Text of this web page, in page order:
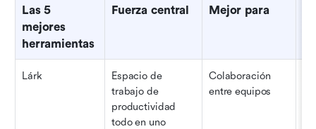
Las 5
mejores
herramientas
Fuerza central Mejor para
Lárk
Espacio de
trabajo de
productividad
todo en uno
Colaboración
entre equipos